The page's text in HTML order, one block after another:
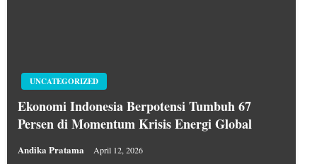
UNCATEGORIZED
Ekonomi Indonesia Berpotensi Tumbuh 67
Persen di Momentum Krisis Energi Global
Andika Pratama April 12, 2026